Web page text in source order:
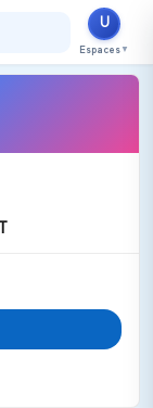
U
Espaces ▼